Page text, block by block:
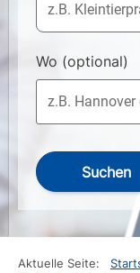
Wo (optional)
Suchen
Aktuelle Seite: